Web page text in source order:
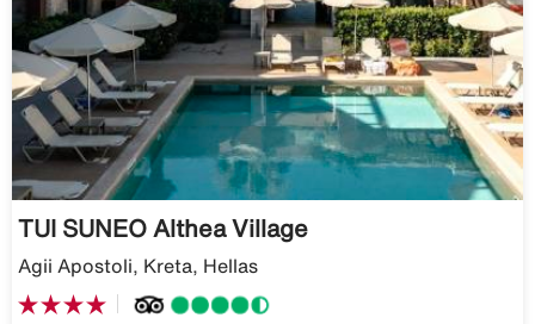
TUI SUNEO Althea Village
Agii Apostoli, Kreta, Hellas